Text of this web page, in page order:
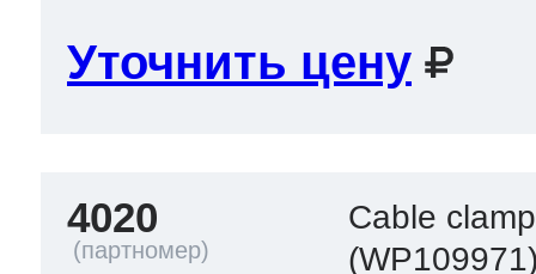
Уточнить цену
4020
Cable clamp